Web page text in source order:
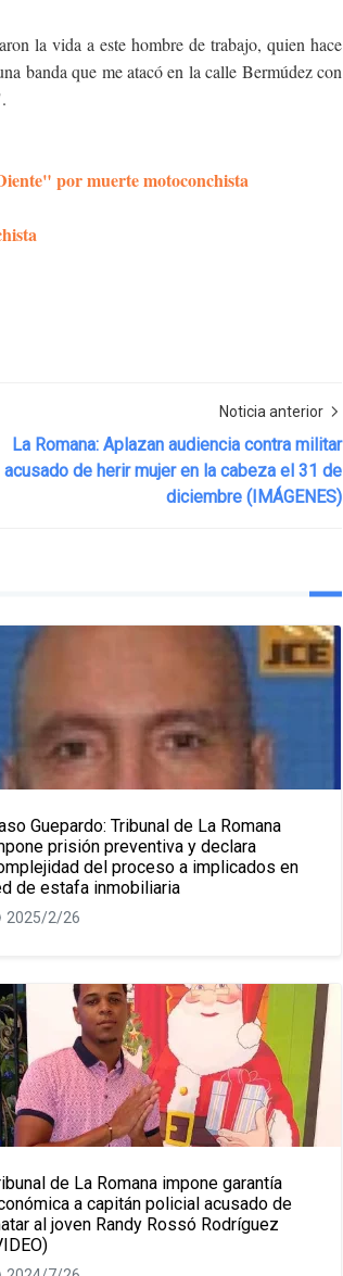
la vida a este hombre de trabajo, quien hace
banda que me atacó en la calle Bermúdez con
por muerte motoconchista
Noticia anterior
La Romana: Aplazan audiencia contra militar
acusado de herir mujer en la cabeza el 31 de
diciembre (IMÁGENES)
Guepardo: Tribunal de La Romana
prisión preventiva y declara
del proceso a implicados en
de estafa inmobiliaria
2025/2/26
de La Romana impone garantía
a capitán policial acusado de
al joven Randy Rossó Rodríguez